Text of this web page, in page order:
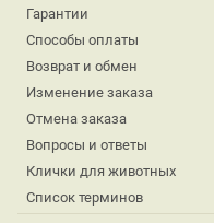
Гарантии
Способы оплаты
Возврат и обмен
Изменение заказа
Отмена заказа
Вопросы и ответы
Клички для животных
Список терминов